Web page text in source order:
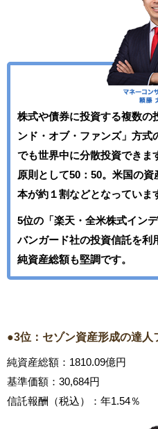
株式や債券に投資する複数の
ンド・オブ・ファンズ」方式
でも世界中に分散投資できま
原則として50：50。米国の
本が約１割などとなっていま
5位の「楽天・全米株式イン
バンガード社の投資信託を利
純資産総額も堅調です。
●3位：セゾン資産形成の達人
純資産総額：1810.09億円
基準価額：30,684円
信託報酬（税込）：年1.54％